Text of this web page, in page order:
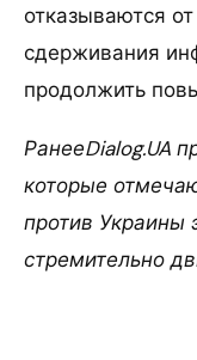
отказываются
сдерживания
продолжить
РанееDialog.UA
которые
против Украины
стремительно